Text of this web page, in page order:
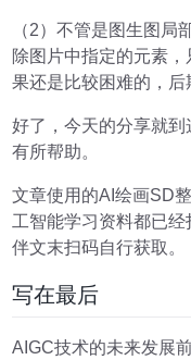
（2）不管是图生图局
除图片中指定的元素
果还是比较困难的，后
好了，今天的分享就
有所帮助。
文章使用的AI绘画SD
工智能学习资料都已
伴文末扫码自行获取。
写在最后
AIGC技术的未来发展